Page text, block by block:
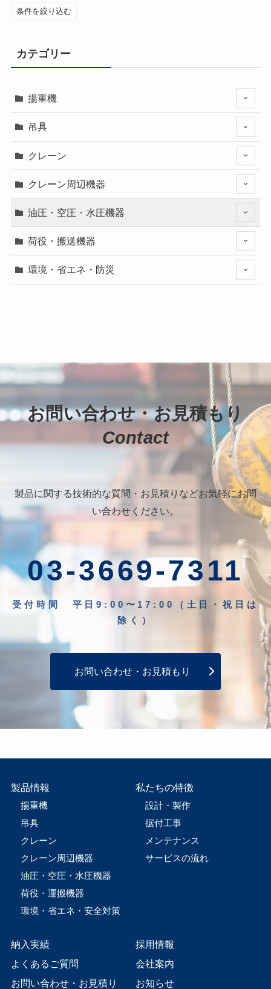
条件を絞り込む
カテゴリー
揚重機
吊具
クレーン
クレーン周辺機器
油圧・空圧・水圧機器
荷役・搬送機器
環境・省エネ・防災
お問い合わせ・お見積もり
Contact
製品に関する技術的な質問・お見積りなどお気軽にお問
い合わせください。
03-3669-7311
受付時間 平日9:00〜17:00（土日・祝日は
除く）
お問い合わせ・お見積もり
製品情報
揚重機
吊具
クレーン
クレーン周辺機器
油圧・空圧・水圧機器
荷役・運搬機器
環境・省エネ・安全対策
私たちの特徴
設計・製作
据付工事
メンテナンス
サービスの流れ
納入実績
よくあるご質問
お問い合わせ・お見積り
採用情報
会社案内
お知らせ